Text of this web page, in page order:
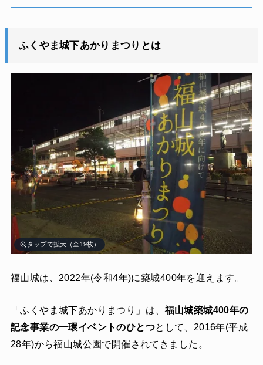
ふくやま城下あかりまつりとは
タップで拡大（全19枚）
福山城は、2022年(令和4年)に築城400年を迎えます。
「ふくやま城下あかりまつり」は、福山城築城400年の
記念事業の一環イベントのひとつとして、2016年(平成
28年)から福山城公園で開催されてきました。